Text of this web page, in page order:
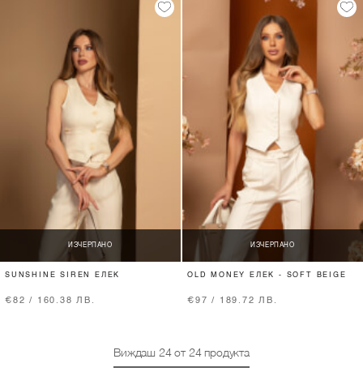
ИЗЧЕРПАНО
SUNSHINE SIREN ЕЛЕК
€82 / 160.38 ЛВ.
ИЗЧЕРПАНО
OLD MONEY ЕЛЕК - SOFT BEIGE
€97 / 189.72 ЛВ.
Виждаш 24от 24продукта